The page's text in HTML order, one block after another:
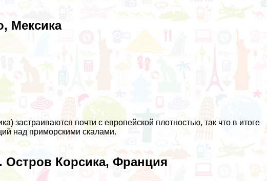
Мексика
застраиваются почти с европейской плотностью, так что в итоге
над приморскими скалами.
Корсика, Франция